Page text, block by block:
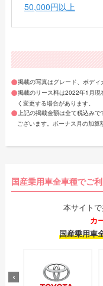
50,000円以上
掲載の写真はグレード、ボディ
掲載のリース料は2022年1月現
く変更する場合があります。
上記の掲載金額は全て税込み
ございます。ボーナス月の加算
国産乗用車全車種でご
本サイトで
カ
国産乗用車